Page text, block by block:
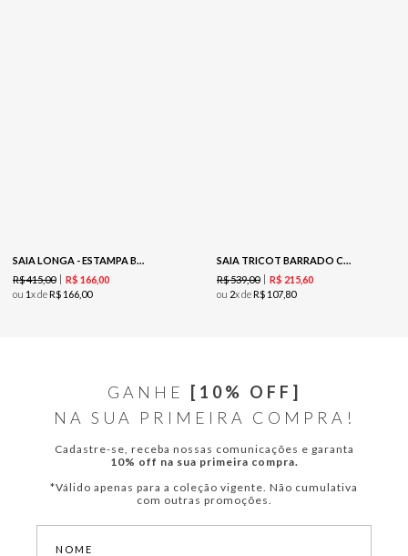
SAIA LONGA - ESTAMPA BOAT SHOW
R$415,00 R$ 16600
ou 1x deR$ 166 00
SAIA TRICOT BARRADO COLORIDO - OFF WHITE
R$539,00 R$ 21560
ou 2x deR$ 107 80
GANHE
[10% OFF]
NA SUA PRIMEIRA COMPRA!
Cadastre-se, receba nossas comunicações e garanta
10% off na sua primeira compra.
*Válido apenas para a coleção vigente. Não cumulativa
com outras promoções.